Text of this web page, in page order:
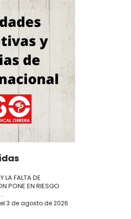
LA FALTA DE
PONE EN RIESGO
3 de agosto de 2026